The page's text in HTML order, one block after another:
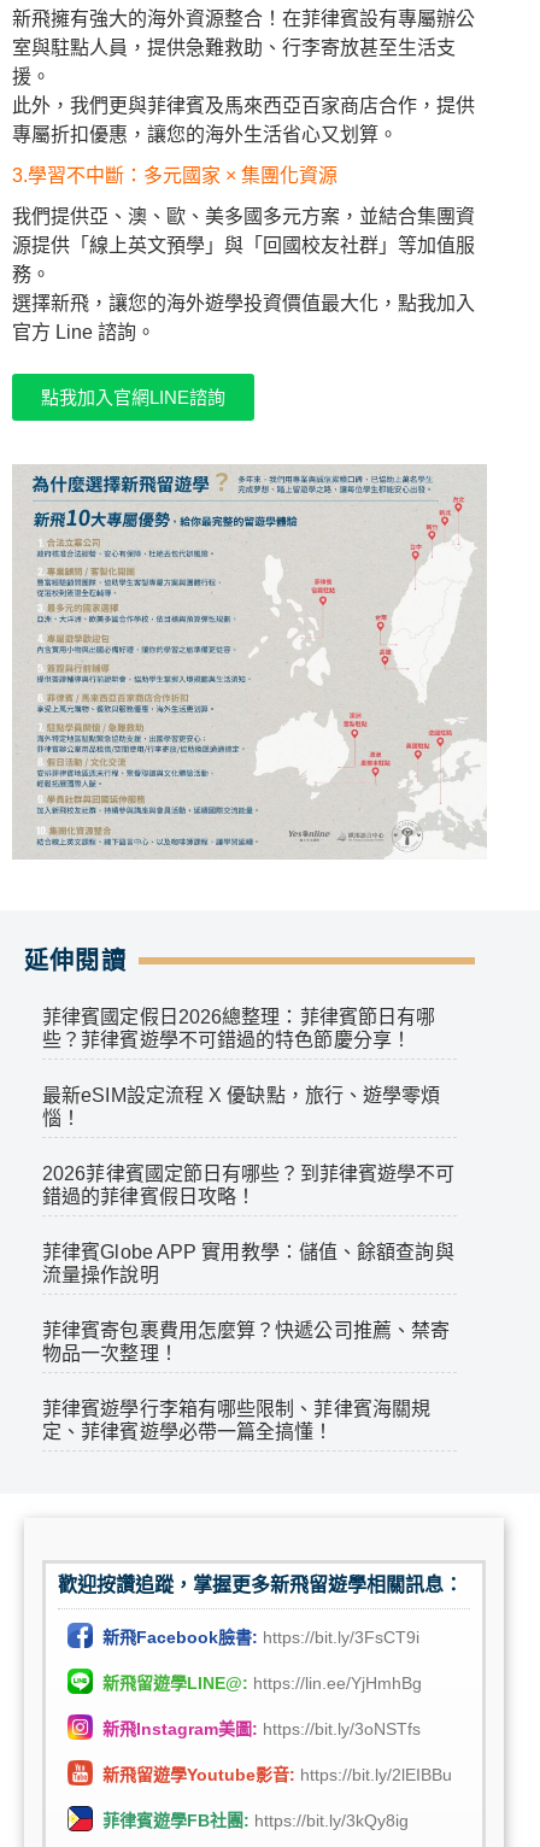
新飛擁有強大的海外資源整合！在菲律賓設有專屬辦公
室與駐點人員，提供急難救助、行李寄放甚至生活支
援。
此外，我們更與菲律賓及馬來西亞百家商店合作，提供
專屬折扣優惠，讓您的海外生活省心又划算。
3.學習不中斷：多元國家 × 集團化資源
我們提供亞、澳、歐、美多國多元方案，並結合集團資
源提供「線上英文預學」與「回國校友社群」等加值服
務。
選擇新飛，讓您的海外遊學投資價值最大化，點我加入
官方 Line 諮詢。
點我加入官網LINE諮詢
延伸閱讀
菲律賓國定假日2026總整理：菲律賓節日有哪
些？菲律賓遊學不可錯過的特色節慶分享！
最新eSIM設定流程 X 優缺點，旅行、遊學零煩
惱！
2026菲律賓國定節日有哪些？到菲律賓遊學不可
錯過的菲律賓假日攻略！
菲律賓Globe APP 實用教學：儲值、餘額查詢與
流量操作說明
菲律賓寄包裹費用怎麼算？快遞公司推薦、禁寄
物品一次整理！
菲律賓遊學行李箱有哪些限制、菲律賓海關規
定、菲律賓遊學必帶一篇全搞懂！
歡迎按讚追蹤，掌握更多新飛留遊學相關訊息：
新飛Facebook臉書: https://bit.ly/3FsCT9i
新飛留遊學LINE@: https://lin.ee/YjHmhBg
新飛Instagram美圖: https://bit.ly/3oNSTfs
新飛留遊學Youtube影音: https://bit.ly/2lEIBBu
菲律賓遊學FB社團: https://bit.ly/3kQy8ig